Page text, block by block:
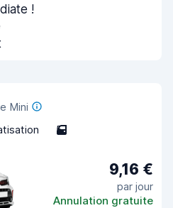
!
Mini
5
9,16 €
par jour
Annulation gratuite